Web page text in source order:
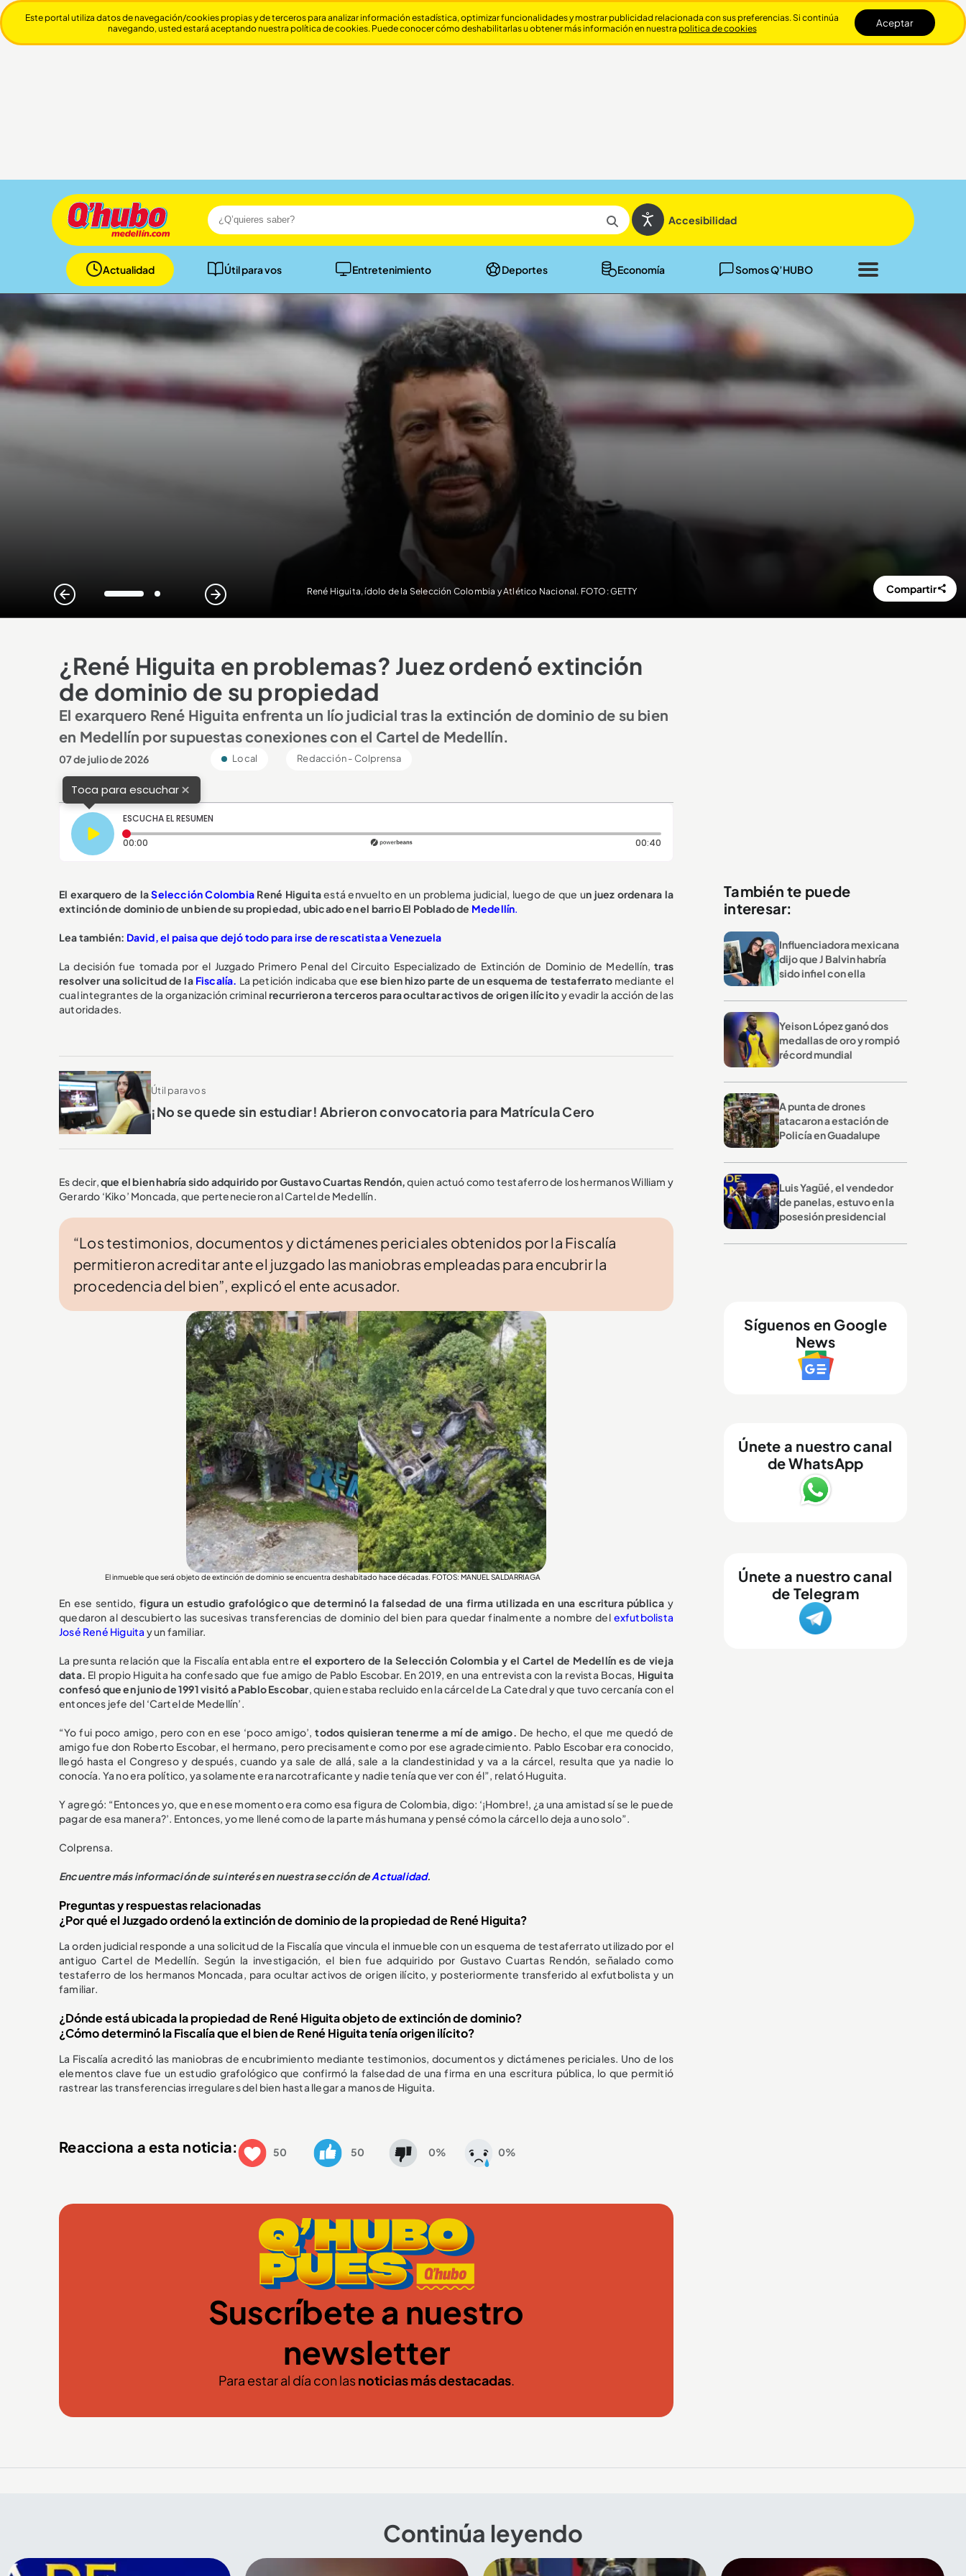
Accesibilidad
Actualidad Útil para vos Entretenimiento Deportes Economía Somos Q’HUBO
Cerrar
René Higuita, ídolo de la Selección Colombia y Atlético Nacional. FOTO: GETTY
1 2
Compartir
¿René Higuita en problemas? Juez ordenó extinción
de dominio de su propiedad
El exarquero René Higuita enfrenta un lío judicial tras la extinción de dominio de su bien
en Medellín por supuestas conexiones con el Cartel de Medellín.
07 de julio de 2026 Local Redacción - Colprensa
Toca para escuchar×
ESCUCHA EL RESUMEN
00:00
00:40Duración: 40 segundos
El exarquero de laSelección Colombia René Higuitaestá envuelto en un problema judicial, luego de que un juez ordenara la
extinción de dominio de un bien de su propiedad, ubicado en el barrio El Poblado de Medellín.
Lea también: David, el paisa que dejó todo para irse de rescatista a Venezuela
La decisión fue tomada por el Juzgado Primero Penal del Circuito Especializado de Extinción de Dominio de Medellín, tras
resolver una solicitud de la Fiscalía. La petición indicaba que ese bien hizo parte de un esquema de testaferrato mediante el
cual integrantes de la organización criminalrecurrieron a terceros para ocultar activos de origen ilícitoy evadir la acción de las
autoridades.
Útil para vos
¡No se quede sin estudiar! Abrieron convocatoria para Matrícula Cero
Es decir,que el bien habría sido adquirido por Gustavo Cuartas Rendón,quien actuó como testaferro de los hermanos William y
Gerardo ‘Kiko’ Moncada, que pertenecieron al Cartel de Medellín.
“Los testimonios, documentos y dictámenes periciales obtenidos por la Fiscalía
permitieron acreditar ante el juzgado las maniobras empleadas para encubrir la
procedencia del bien”, explicó el ente acusador.
El inmueble que será objeto de extinción de dominio se encuentra deshabitado hace décadas. FOTOS: MANUEL SALDARRIAGA
En ese sentido, figura un estudio grafológico que determinó la falsedad de una firma utilizada en una escritura pública y
quedaron al descubierto las sucesivas transferencias de dominio del bien para quedar finalmente a nombre del exfutbolista
José René Higuita y un familiar.
La presunta relación que la Fiscalía entabla entre el exportero de la Selección Colombia y el Cartel de Medellín es de vieja
data. El propio Higuita ha confesado que fue amigo de Pablo Escobar. En 2019, en una entrevista con la revista Bocas, Higuita
confesó que en junio de 1991 visitó a Pablo Escobar, quien estaba recluido en la cárcel de La Catedral y que tuvo cercanía con el
entonces jefe del ‘Cartel de Medellín’.
“Yo fui poco amigo, pero con en ese ‘poco amigo’,todos quisieran tenerme a mí de amigo. De hecho, el que me quedó de
amigo fue don Roberto Escobar, el hermano, pero precisamente como por ese agradecimiento. Pablo Escobar era conocido,
llegó hasta el Congreso y después, cuando ya sale de allá, sale a la clandestinidad y va a la cárcel, resulta que ya nadie lo
conocía. Ya no era político, ya solamente era narcotraficante y nadie tenía que ver con él”, relató Huguita.
Y agregó: “Entonces yo, que en ese momento era como esa figura de Colombia, digo: ‘¡Hombre!, ¿a una amistad sí se le puede
pagar de esa manera?’. Entonces, yo me llené como de la parte más humana y pensé cómo la cárcel lo deja a uno solo”.
Colprensa.
Encuentre más información de su interés en nuestra sección deActualidad.
Preguntas y respuestas relacionadas
¿Por qué el Juzgado ordenó la extinción de dominio de la propiedad de René Higuita?
La orden judicial responde a una solicitud de la Fiscalía que vincula el inmueble con un esquema de testaferrato utilizado por el
antiguo Cartel de Medellín. Según la investigación, el bien fue adquirido por Gustavo Cuartas Rendón, señalado como
testaferro de los hermanos Moncada, para ocultar activos de origen ilícito, y posteriormente transferido al exfutbolista y un
familiar.
¿Dónde está ubicada la propiedad de René Higuita objeto de extinción de dominio?
¿Cómo determinó la Fiscalía que el bien de René Higuita tenía origen ilícito?
La Fiscalía acreditó las maniobras de encubrimiento mediante testimonios, documentos y dictámenes periciales. Uno de los
elementos clave fue un estudio grafológico que confirmó la falsedad de una firma en una escritura pública, lo que permitió
rastrear las transferencias irregulares del bien hasta llegar a manos de Higuita.
Reacciona a esta noticia: 50 50 0% 0%
Suscríbete a nuestro
newsletter
Para estar al día con lasnoticias más destacadas.
También te puede
interesar:
Influenciadora mexicana
dijo que J Balvin habría
sido infiel con ella
Yeison López ganó dos
medallas de oro y rompió
récord mundial
A punta de drones
atacaron a estación de
Policía en Guadalupe
Luis Yagüé, el vendedor
de panelas, estuvo en la
posesión presidencial
Síguenos en Google
News
Únete a nuestro canal
de WhatsApp
Únete a nuestro canal
de Telegram
Continúa leyendo
Este portal utiliza datos de navegación/cookies propias y de terceros para analizar información estadística, optimizar funcionalidades y mostrar publicidad relacionada con sus preferencias. Si continúa
navegando, usted estará aceptando nuestra política de cookies. Puede conocer cómo deshabilitarlas u obtener más información en nuestra politica de cookies Aceptar